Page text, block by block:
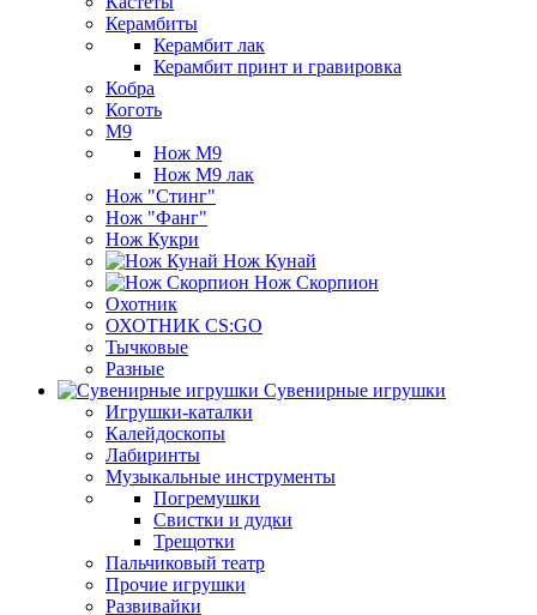
Керамбиты
Керамбит лак
Керамбит принт и гравировка
Кобра
Коготь
М9
Нож М9
Нож М9 лак
Нож "Стинг"
Нож "Фанг"
Нож Кукри
Нож Кунай
Нож Скорпион
Охотник
ОХОТНИК CS:GO
Тычковые
Разные
Сувенирные игрушки
Игрушки-каталки
Калейдоскопы
Лабиринты
Музыкальные инструменты
Погремушки
Свистки и дудки
Трещотки
Пальчиковый театр
Прочие игрушки
Развивайки